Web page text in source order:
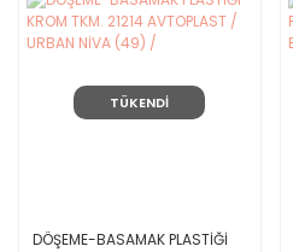
TÜKENDİ
DÖŞEME-BASAMAK PLASTİĞİ